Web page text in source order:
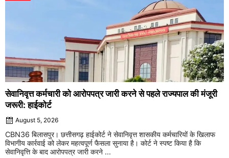
सेवानिवृत्त कर्मचारी को आरोपपत्र जारी करने से पहले राज्यपाल की मंजूरी
जरूरी: हाईकोर्ट
August 5, 2026
CBN36 बिलासपुर। छत्तीसगढ़ हाईकोर्ट ने सेवानिवृत्त शासकीय कर्मचारियों के खिलाफ
विभागीय कार्रवाई को लेकर महत्वपूर्ण फैसला सुनाया है। कोर्ट ने स्पष्ट किया है कि
सेवानिवृत्ति के बाद आरोपपत्र जारी करने ...